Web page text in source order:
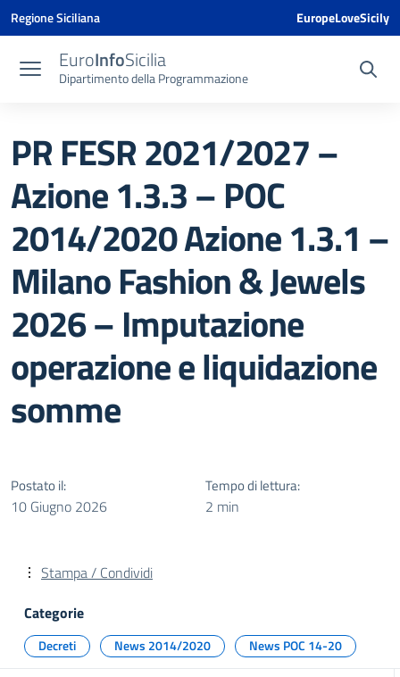
Vai ai contenuti
Vai al menu di navigazione
Vai al footer
Vai al banner delle Cookie Policy
Regione Siciliana EuropeLoveSicily
EuroInfoSicilia
Dipartimento della Programmazione
PR FESR 2021/2027 –
Azione 1.3.3 – POC
2014/2020 Azione 1.3.1 –
Milano Fashion & Jewels
2026 – Imputazione
operazione e liquidazione
somme
Postato il:
10 Giugno 2026
Tempo di lettura:
2 min
Stampa / Condividi
Categorie
Decreti News 2014/2020 News POC 14-20